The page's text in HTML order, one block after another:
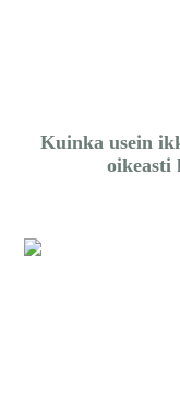
Kuinka usein
oikeasti